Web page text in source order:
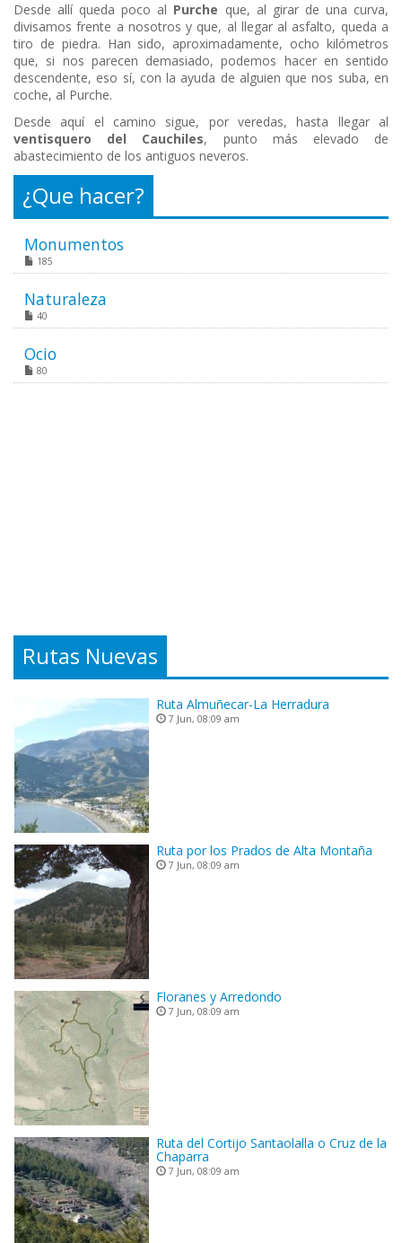
Desde allí queda poco al Purche que, al girar de una curva,
divisamos frente a nosotros y que, al llegar al asfalto, queda a
tiro de piedra. Han sido, aproximadamente, ocho kilómetros
que, si nos parecen demasiado, podemos hacer en sentido
descendente, eso sí, con la ayuda de alguien que nos suba, en
coche, al Purche.
Desde aquí el camino sigue, por veredas, hasta llegar al
ventisquero del Cauchiles, punto más elevado de
abastecimiento de los antiguos neveros.
¿Que hacer?
Monumentos
185
Naturaleza
40
Ocio
80
Rutas Nuevas
Ruta Almuñecar-La Herradura
7 Jun, 08:09 am
Ruta por los Prados de Alta Montaña
7 Jun, 08:09 am
Floranes y Arredondo
7 Jun, 08:09 am
Ruta del Cortijo Santaolalla o Cruz de la
Chaparra
7 Jun, 08:09 am